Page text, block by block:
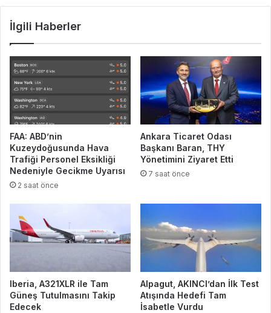
İlgili Haberler
FAA: ABD’nin
Kuzeydoğusunda Hava
Trafiği Personel Eksikliği
Nedeniyle Gecikme Uyarısı
2 saat önce
Ankara Ticaret Odası
Başkanı Baran, THY
Yönetimini Ziyaret Etti
7 saat önce
Iberia, A321XLR ile Tam
Güneş Tutulmasını Takip
Edecek
Alpagut, AKINCI’dan İlk Test
Atışında Hedefi Tam
İsabetle Vurdu